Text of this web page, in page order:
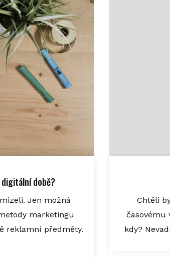
době?
Jen možná
marketingu
reklamní předměty.
Chtěli
časovému
kdy?